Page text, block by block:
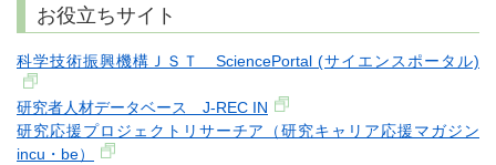
お役立ちサイト
科学技術振興機構ＪＳＴ SciencePortal (サイエンスポータル)
研究者人材データベース J-REC IN
研究応援プロジェクトリサーチア（研究キャリア応援マガジン
incu・be）